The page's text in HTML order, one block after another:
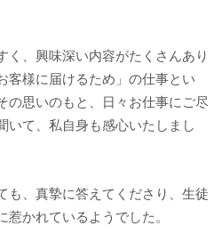
、興味深い内容がたくさんあり
客様に届けるため」の仕事とい
の思いのもと、日々お仕事にご尽
いて、私自身も感心いたしまし
、真摯に答えてくださり、生徒
かれているようでした。